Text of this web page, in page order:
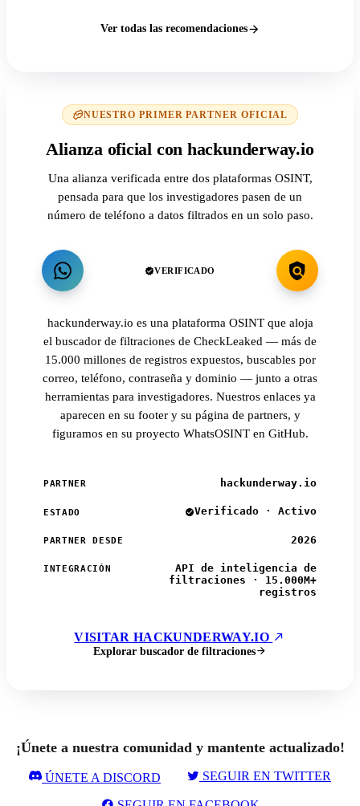
Ver todas las recomendaciones
NUESTRO PRIMER PARTNER OFICIAL
Alianza oficial con hackunderway.io
Una alianza verificada entre dos plataformas OSINT,
pensada para que los investigadores pasen de un
número de teléfono a datos filtrados en un solo paso.
VERIFICADO
hackunderway.io es una plataforma OSINT que aloja
el buscador de filtraciones de CheckLeaked — más de
15.000 millones de registros expuestos, buscables por
correo, teléfono, contraseña y dominio — junto a otras
herramientas para investigadores. Nuestros enlaces ya
aparecen en su footer y su página de partners, y
figuramos en su proyecto WhatsOSINT en GitHub.
PARTNER hackunderway.io
ESTADO Verificado · Activo
PARTNER DESDE 2026
INTEGRACIÓN
API de inteligencia de
filtraciones · 15.000M+
registros
VISITAR HACKUNDERWAY.IO
Explorar buscador de filtraciones
¡Únete a nuestra comunidad y mantente actualizado!
ÚNETE A DISCORD SEGUIR EN TWITTER